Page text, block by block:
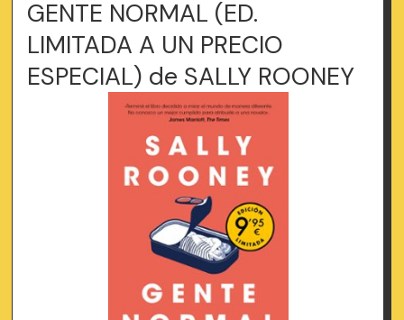
GENTE NORMAL (ED.
LIMITADA A UN PRECIO
ESPECIAL) de SALLY ROONEY